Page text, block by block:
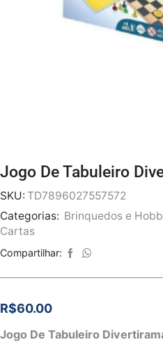
Jogo De Tabuleiro
SKU: TD7896027557572
Categorias: Brinquedos e
Cartas
Compartilhar:
R$60.00
Jogo De Tabuleiro